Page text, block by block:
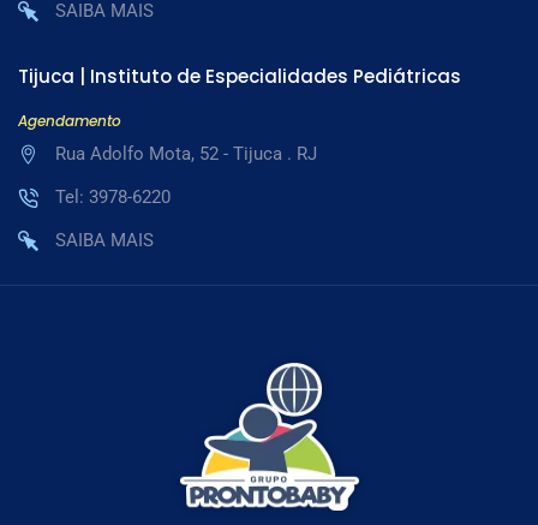
SAIBA MAIS
Tijuca | Instituto de Especialidades Pediátricas
Agendamento
Rua Adolfo Mota, 52 - Tijuca . RJ
Tel: 3978-6220
SAIBA MAIS